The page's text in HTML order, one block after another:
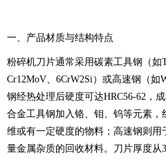
一、产品材质与结构特点
粉碎机刀片通常采用碳素工具钢（如
Cr12MoV、6CrW2Si）或高速钢（如
钢经热处理后硬度可达HRC56-62，
合金工具钢加入铬、钼、钨等元素
维或有一定硬度的物料；高速钢则
量金属杂质的回收材料。刀片厚度从